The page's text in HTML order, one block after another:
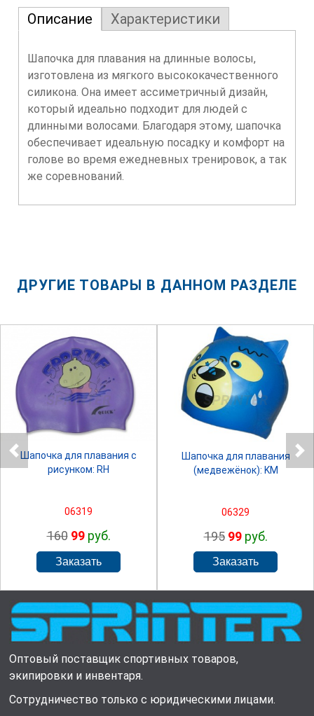
Описание Характеристики
Шапочка для плавания на длинные волосы,
изготовлена из мягкого высококачественного
силикона. Она имеет ассиметричный дизайн,
который идеально подходит для людей с
длинными волосами. Благодаря этому, шапочка
обеспечивает идеальную посадку и комфорт на
голове во время ежедневных тренировок, а так
же соревнований.
ДРУГИЕ ТОВАРЫ В ДАННОМ РАЗДЕЛЕ
SPRINTER
Шапочка для плавания с
рисунком: RH
06319
160 99руб.
SPRINTER
Шапочка для плавания
(медвежёнок): KM
06329
195 99руб.
Оптовый поставщик спортивных товаров,
экипировки и инвентаря.
Сотрудничество только с юридическими лицами.